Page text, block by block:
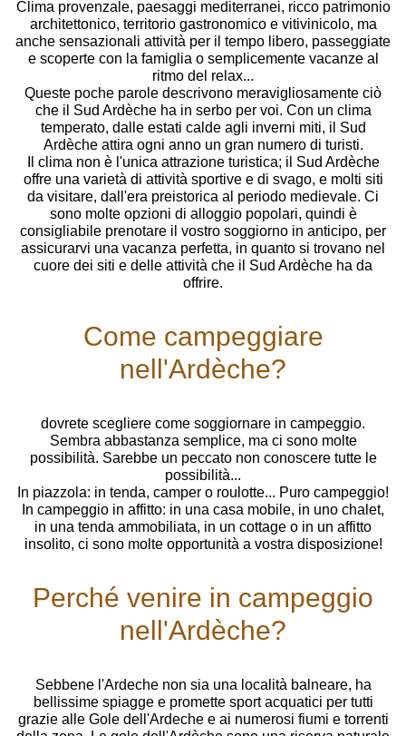
Clima provenzale, paesaggi mediterranei, ricco patrimonio
architettonico, territorio gastronomico e vitivinicolo, ma
anche sensazionali attività per il tempo libero, passeggiate
e scoperte con la famiglia o semplicemente vacanze al
ritmo del relax...
Queste poche parole descrivono meravigliosamente ciò
che il Sud Ardèche ha in serbo per voi. Con un clima
temperato, dalle estati calde agli inverni miti, il Sud
Ardèche attira ogni anno un gran numero di turisti.
Il clima non è l'unica attrazione turistica; il Sud Ardèche
offre una varietà di attività sportive e di svago, e molti siti
da visitare, dall'era preistorica al periodo medievale. Ci
sono molte opzioni di alloggio popolari, quindi è
consigliabile prenotare il vostro soggiorno in anticipo, per
assicurarvi una vacanza perfetta, in quanto si trovano nel
cuore dei siti e delle attività che il Sud Ardèche ha da
offrire.
Come campeggiare
nell'Ardèche?
dovrete scegliere come soggiornare in campeggio.
Sembra abbastanza semplice, ma ci sono molte
possibilità. Sarebbe un peccato non conoscere tutte le
possibilità...
In piazzola: in tenda, camper o roulotte... Puro campeggio!
In campeggio in affitto: in una casa mobile, in uno chalet,
in una tenda ammobiliata, in un cottage o in un affitto
insolito, ci sono molte opportunità a vostra disposizione!
Perché venire in campeggio
nell'Ardèche?
Sebbene l'Ardeche non sia una località balneare, ha
bellissime spiagge e promette sport acquatici per tutti
grazie alle Gole dell'Ardeche e ai numerosi fiumi e torrenti